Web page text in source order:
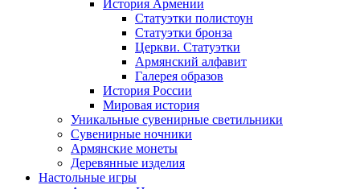
История Армении
Статуэтки полистоун
Статуэтки бронза
Церкви. Статуэтки
Армянский алфавит
Галерея образов
История России
Мировая история
Уникальные сувенирные светильники
Сувенирные ночники
Армянские монеты
Деревянные изделия
Настольные игры